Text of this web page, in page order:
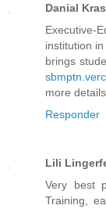
Danial
institution
brings
more details
Responder
Lili
Very best
Training,